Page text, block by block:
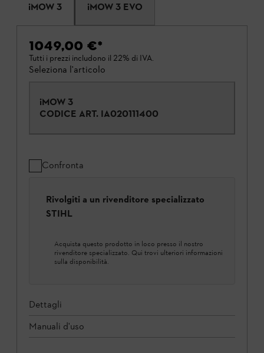
iMOW 3 iMOW 3 EVO
1049,00 €*
Tutti i prezzi includono il 22% di IVA.
Seleziona l'articolo
iMOW 3
CODICE ART. IA020111400
Confronta
Rivolgiti a un rivenditore specializzato
STIHL
Acquista questo prodotto in loco presso il nostro
rivenditore specializzato. Qui trovi ulteriori informazioni
sulla disponibilità.
Dettagli
Manuali d'uso